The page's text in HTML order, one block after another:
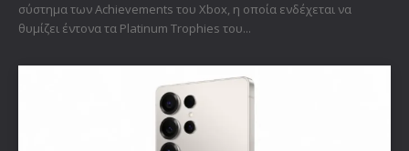
σύστημα των Achievements του Xbox, η οποία ενδέχεται να
θυμίζει έντονα τα Platinum Trophies του...